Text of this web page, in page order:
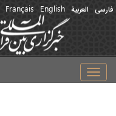
فارسی العربیة English
Français
Toggle
navigation